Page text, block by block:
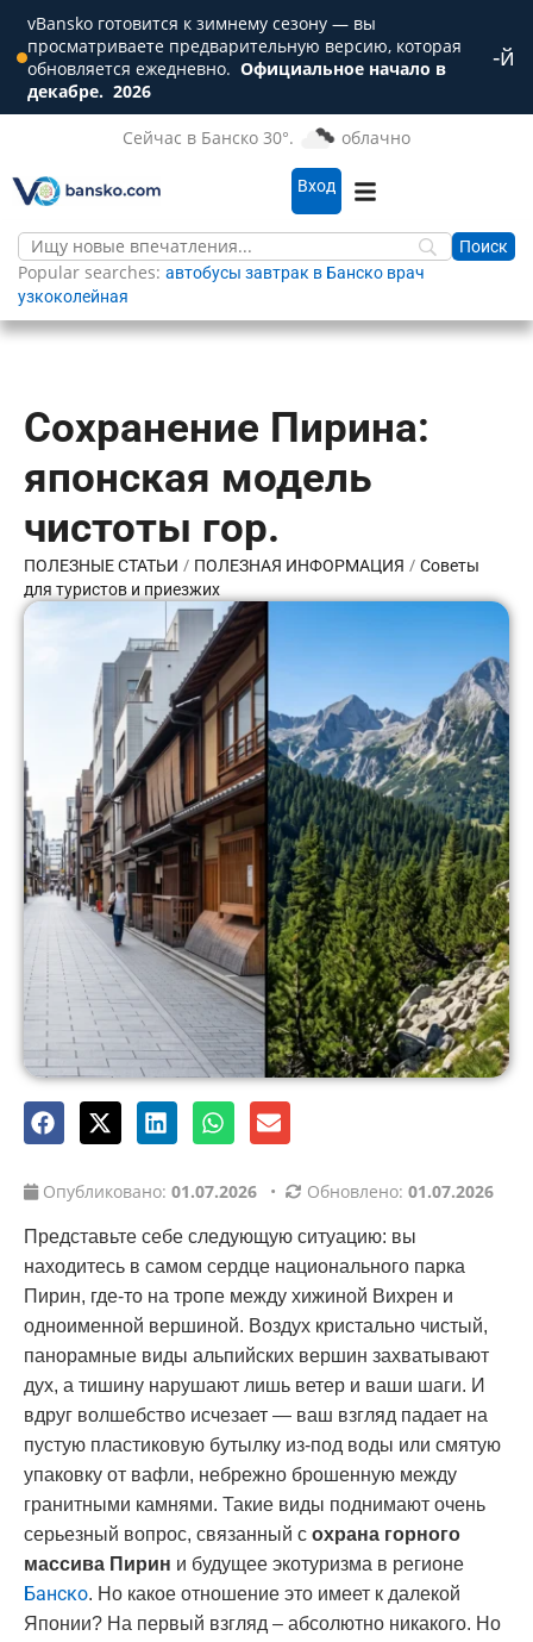
vBansko готовится к зимнему сезону — вы
просматриваете предварительную версию, которая
обновляется ежедневно. Официальное начало в
декабре. 2026
-й
Сейчас в Банско 30°. облачно
Вход
Popular searches: автобусы завтрак в Банско врач
узкоколейная
Сохранение Пирина:
японская модель
чистоты гор.
ПОЛЕЗНЫЕ СТАТЬИ / ПОЛЕЗНАЯ ИНФОРМАЦИЯ / Советы
для туристов и приезжих
Опубликовано: 01.07.2026 • Обновлено: 01.07.2026
Представьте себе следующую ситуацию: вы
находитесь в самом сердце национального парка
Пирин, где-то на тропе между хижиной Вихрен и
одноименной вершиной. Воздух кристально чистый,
панорамные виды альпийских вершин захватывают
дух, а тишину нарушают лишь ветер и ваши шаги. И
вдруг волшебство исчезает — ваш взгляд падает на
пустую пластиковую бутылку из-под воды или смятую
упаковку от вафли, небрежно брошенную между
гранитными камнями. Такие виды поднимают очень
серьезный вопрос, связанный с охрана горного
массива Пирин и будущее экотуризма в регионе
Банско. Но какое отношение это имеет к далекой
Японии? На первый взгляд – абсолютно никакого. Но